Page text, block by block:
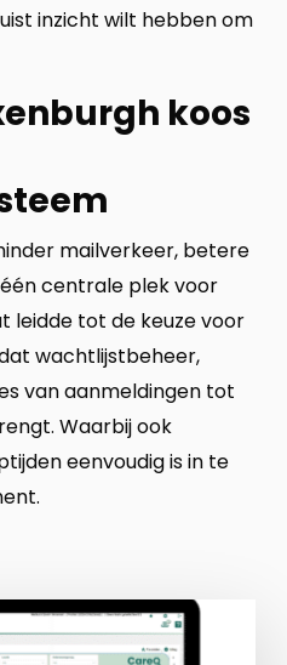
inzicht wilt hebben om
koos
mailverkeer, betere
centrale plek voor
leidde tot de keuze voor
wachtlijstbeheer,
van aanmeldingen tot
Waarbij ook
eenvoudig is in te